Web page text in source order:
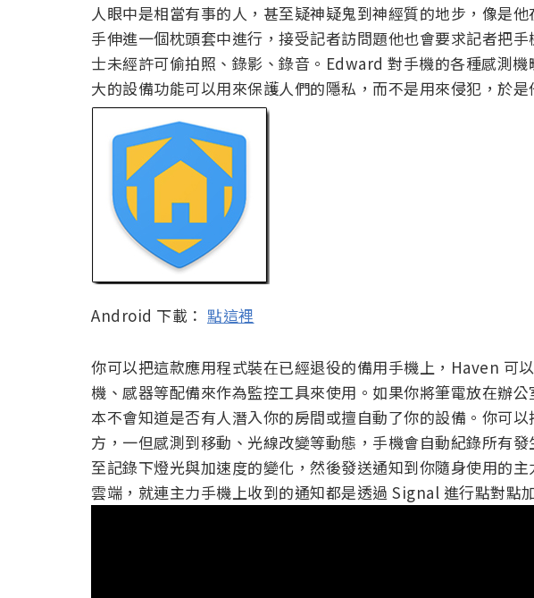
人眼中是相當有事的人，甚至疑神疑鬼到神經質的地步，像是
手伸進一個枕頭套中進行，接受記者訪問題他也會要求記者把
士未經許可偷拍照、錄影、錄音。Edward 對手機的各種感測
大的設備功能可以用來保護人們的隱私，而不是用來侵犯，於是
Android 下載： 點這裡
你可以把這款應用程式裝在已經退役的備用手機上，Haven 可
機、感器等配備來作為監控工具來使用。如果你將筆電放在辦
本不會知道是否有人潛入你的房間或擅自動了你的設備。你可
方，一但感測到移動、光線改變等動態，手機會自動紀錄所有
至記錄下燈光與加速度的變化，然後發送通知到你隨身使用的
雲端，就連主力手機上收到的通知都是透過 Signal 進行點對點